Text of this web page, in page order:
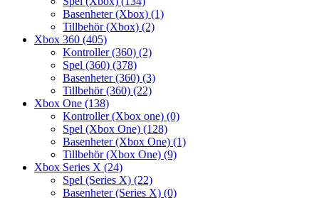
Basenheter (Xbox) (1)
Tillbehör (Xbox) (2)
Xbox 360 (405)
Kontroller (360) (2)
Spel (360) (378)
Basenheter (360) (3)
Tillbehör (360) (22)
Xbox One (138)
Kontroller (Xbox one) (0)
Spel (Xbox One) (128)
Basenheter (Xbox One) (1)
Tillbehör (Xbox One) (9)
Xbox Series X (24)
Spel (Series X) (22)
Basenheter (Series X) (0)